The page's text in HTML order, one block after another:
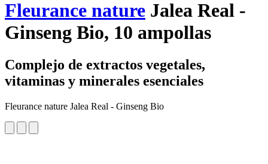
Fleurance nature Jalea Real -
Ginseng Bio, 10 ampollas
Complejo de extractos vegetales,
vitaminas y minerales esenciales
Fleurance nature Jalea Real - Ginseng Bio